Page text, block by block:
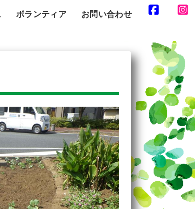
ボランティア お問い合わせ